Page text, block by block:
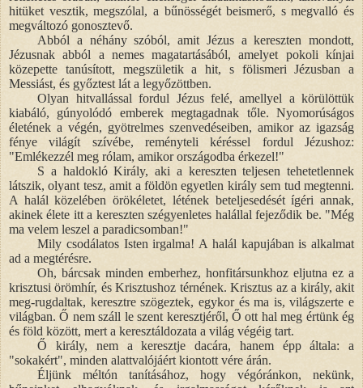
hitüket vesztik, megszólal, a bűnösségét beismerő, s megvalló és
megváltozó gonosztevő.
Abból a néhány szóból, amit Jézus a kereszten mondott,
Jézusnak abból a nemes magatartásából, amelyet pokoli kínjai
közepette tanúsított, megszületik a hit, s fölismeri Jézusban a
Messiást, és győztest lát a legyőzöttben.
Olyan hitvallással fordul Jézus felé, amellyel a körülöttük
kiabáló, gúnyolódó emberek megtagadnak tőle. Nyomorúságos
életének a végén, gyötrelmes szenvedéseiben, amikor az igazság
fénye világít szívébe, reményteli kéréssel fordul Jézushoz:
"Emlékezzél meg rólam, amikor országodba érkezel!"
S a haldokló Király, aki a kereszten teljesen tehetetlennek
látszik, olyant tesz, amit a földön egyetlen király sem tud megtenni.
A halál közelében örökéletet, létének beteljesedését ígéri annak,
akinek élete itt a kereszten szégyenletes halállal fejeződik be. "Még
ma velem leszel a paradicsomban!"
Mily csodálatos Isten irgalma! A halál kapujában is alkalmat
ad a megtérésre.
Oh, bárcsak minden emberhez, honfitársunkhoz eljutna ez a
krisztusi örömhír, és Krisztushoz térnének. Krisztus az a király, akit
meg-rugdaltak, keresztre szögeztek, egykor és ma is, világszerte e
világban. Ő nem száll le szent keresztjéről, Ő ott hal meg értünk ég
és föld között, mert a keresztáldozata a világ végéig tart.
Ő király, nem a keresztje dacára, hanem épp általa: a
"sokakért", minden alattvalójáért kiontott vére árán.
Éljünk méltón tanításához, hogy végóránkon, nekünk,